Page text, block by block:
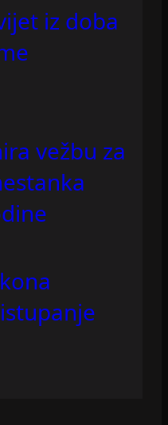
iz doba
vežbu za